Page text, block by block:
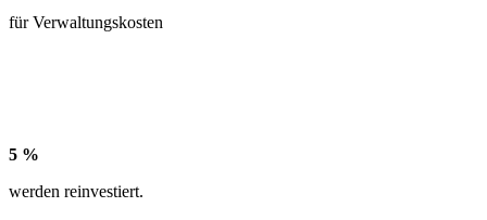
für Verwaltungskosten
5 %
werden reinvestiert.